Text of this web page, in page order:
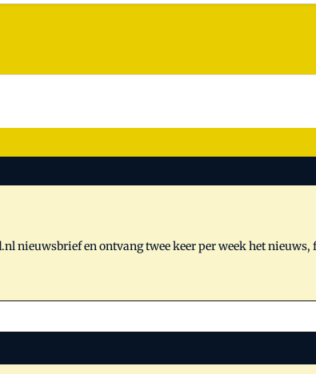
nieuwsbrief en ontvang twee keer per week het nieuws,